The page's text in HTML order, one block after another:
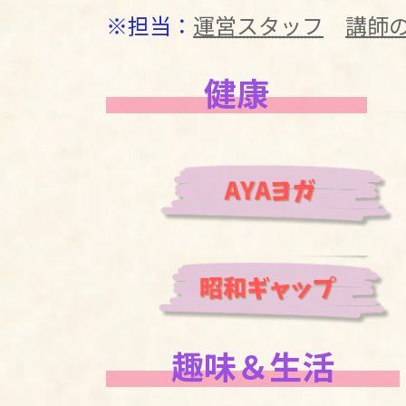
※担当： 運営スタッフ 講師
健康
趣味＆生活